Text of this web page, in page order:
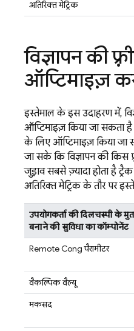
अतिरिक्त मेट्रिक
विज्ञापन की
ऑप्टिमाइज़
इस्तेमाल के इस उदाहरण में,
ऑप्टिमाइज़ किया जा सकता
के लिए ऑप्टिमाइज़ किया जा
जा सके कि विज्ञापन की किस
जुड़ाव सबसे ज़्यादा होता है.
अतिरिक्त मेट्रिक के तौर पर
उपयोगकर्ता की दिलचस्पी के
बनाने की सुविधा का कॉम्पोनेंट
Remote Configपैरामीटर
वैकल्पिक वैल्यू
मकसद